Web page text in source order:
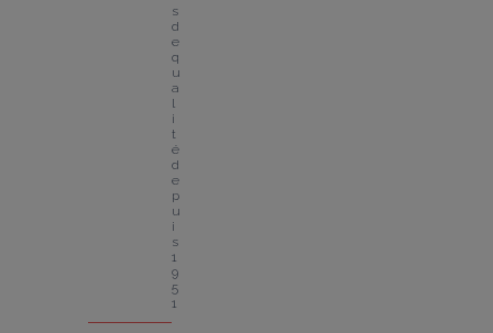
s
d
e
q
u
a
l
i
t
é
d
e
p
u
i
s
1
9
5
1